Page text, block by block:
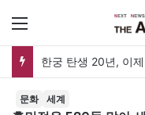
메뉴
문화 세계